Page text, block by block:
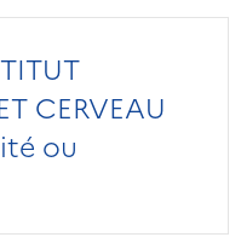
CERVEAU
ou